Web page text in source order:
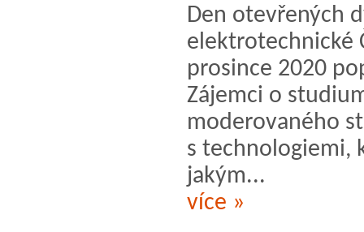
Den otevřených
elektrotechnické
prosince 2020
Zájemci o
moderovaného
s technologiemi,
jakým...
více »